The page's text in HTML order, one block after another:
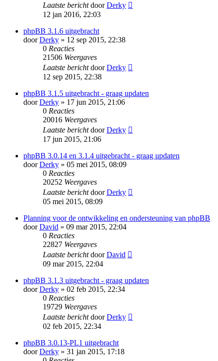
Laatste berichtdoorDerky
12 jan 2016, 22:03
phpBB 3.1.6 uitgebracht
doorDerky » 12 sep 2015, 22:38
0 Reacties
21506 Weergaves
Laatste berichtdoorDerky
12 sep 2015, 22:38
phpBB 3.1.5 uitgebracht - graag updaten
doorDerky » 17 jun 2015, 21:06
0 Reacties
20016 Weergaves
Laatste berichtdoorDerky
17 jun 2015, 21:06
phpBB 3.0.14 en 3.1.4 uitgebracht - graag updaten
doorDerky » 05 mei 2015, 08:09
0 Reacties
20252 Weergaves
Laatste berichtdoorDerky
05 mei 2015, 08:09
Planning voor de ontwikkeling en ondersteuning van phpBB
doorDavid » 09 mar 2015, 22:04
0 Reacties
22827 Weergaves
Laatste berichtdoorDavid
09 mar 2015, 22:04
phpBB 3.1.3 uitgebracht - graag updaten
doorDerky » 02 feb 2015, 22:34
0 Reacties
19729 Weergaves
Laatste berichtdoorDerky
02 feb 2015, 22:34
phpBB 3.0.13-PL1 uitgebracht
doorDerky » 31 jan 2015, 17:18